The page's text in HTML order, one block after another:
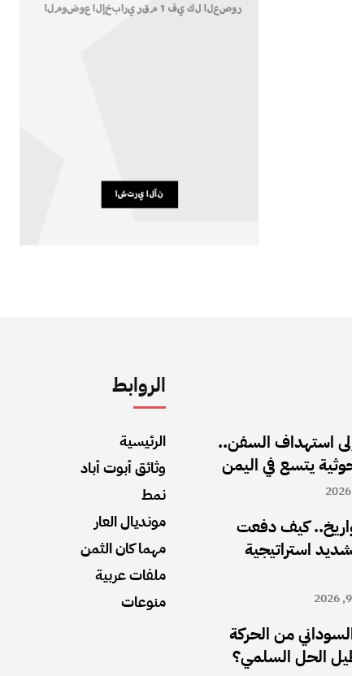
الروابط
الرئيسية
وثائق أبوت أباد
نمط
مونديال العار
مهما كان الثمن
ملفات عربية
منوعات
استهداف السفن..
يتسع في اليمن
كيف دفعت
استراتيجية
من الحركة
الحل السلمي؟